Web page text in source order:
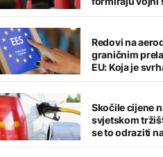
Redovi na
graničnim
EU: Koja je
sistema ako se
Skočile cijene
svjetskom
se to odraziti